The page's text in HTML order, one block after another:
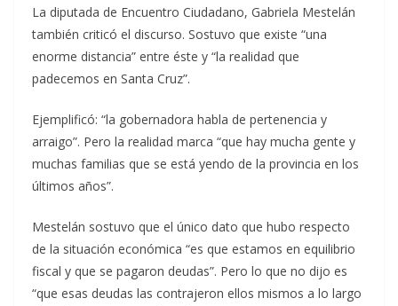
La diputada de Encuentro Ciudadano, Gabriela Mestelán
también criticó el discurso. Sostuvo que existe “una
enorme distancia” entre éste y “la realidad que
padecemos en Santa Cruz”.
Ejemplificó: “la gobernadora habla de pertenencia y
arraigo”. Pero la realidad marca “que hay mucha gente y
muchas familias que se está yendo de la provincia en los
últimos años”.
Mestelán sostuvo que el único dato que hubo respecto
de la situación económica “es que estamos en equilibrio
fiscal y que se pagaron deudas”. Pero lo que no dijo es
“que esas deudas las contrajeron ellos mismos a lo largo